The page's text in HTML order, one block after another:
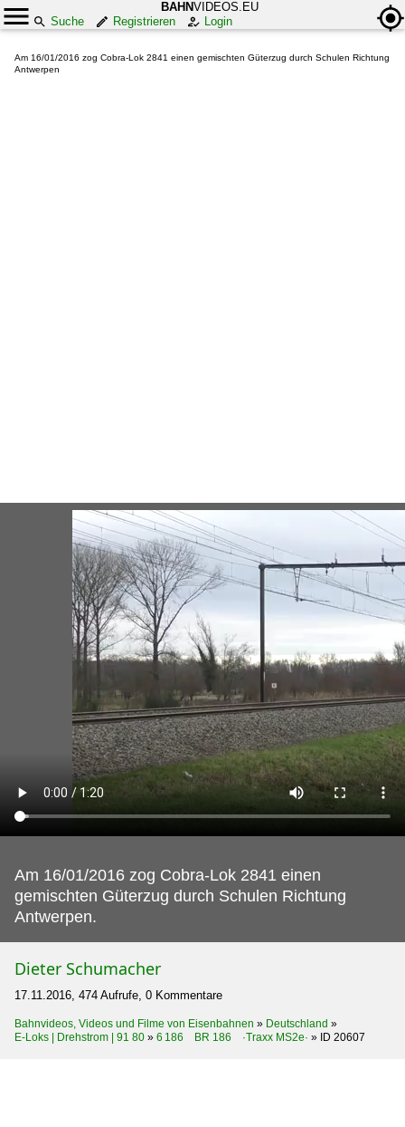
BAHNVIDEOS.EU
Suche
Registrieren Login
Am 16/01/2016 zog Cobra-Lok 2841 einen gemischten Güterzug durch Schulen Richtung
Antwerpen
Am 16/01/2016 zog Cobra-Lok 2841 einen
gemischten Güterzug durch Schulen Richtung
Antwerpen.
Dieter Schumacher
17.11.2016, 474 Aufrufe, 0 Kommentare
Bahnvideos, Videos und Filme von Eisenbahnen » Deutschland »
E-Loks | Drehstrom | 91 80 » 6 186 BR 186 ·Traxx MS2e· » ID 20607